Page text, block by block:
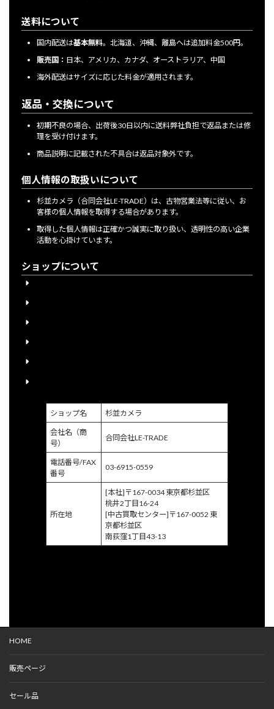
送料について
国内配送は基本無料。北海道、沖縄、離島へは追加料金500円。
販売国： 日本、アメリカ、カナダ、オーストラリア、中国
海外配送はサイズに応じた料金が適用されます。
返品・交換について
初期不良の場合、出荷後30日以内に送料弊社負担で返品または修
理を受け付けます。
商品説明に記載された不具合は返品対象外です。
個人情報の取扱いについて
杉並カメラ（合同会社LE-TRADE）は、古物営業法等に従い、お
客様の個人情報を取得する場合があります。
取得した個人情報は正確かつ誠実に取り扱い、透明性の高い企業
活動を心掛けています。
ショップについて
ショップ名 杉並カメラ
会社名（商
号）
合同会社LE-TRADE
電話番号/FAX
番号
03-6915-0559
所在地
[本社]〒167-0034 東京都杉並区
桃井2丁目16-24
[中古買取センター]〒167-0052 東
京都杉並区
南荻窪1丁目43-13
HOME
販売ページ
セール品